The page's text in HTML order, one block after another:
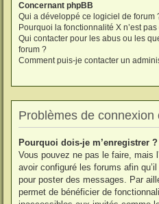
Concernant phpBB
Qui a développé ce logiciel de forum
Pourquoi la fonctionnalité X n’est
Qui contacter pour les abus ou les
forum ?
Comment puis-je contacter un
Problèmes de connexion
Pourquoi dois-je m’enregistrer ?
Vous pouvez ne pas le faire, mais
avoir configuré les forums afin
pour poster des messages. Par
permet de bénéficier de